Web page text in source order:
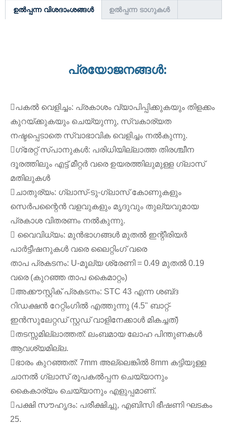
ഉൽപ്പന്ന വിശദാംശങ്ങൾ ഉൽപ്പന്ന ടാഗുകൾ
പ്രയോജനങ്ങൾ:
പകൽ വെളിച്ചം: പ്രകാശം വ്യാപിപ്പിക്കുകയും തിളക്കം
കുറയ്ക്കുകയും ചെയ്യുന്നു, സ്വകാര്യത
നഷ്ടപ്പെടാതെ സ്വാഭാവിക വെളിച്ചം നൽകുന്നു.
ഗ്രേറ്റ് സ്പാനുകൾ: പരിധിയില്ലാത്ത തിരശ്ചീന
ദൂരത്തിലും എട്ട് മീറ്റർ വരെ ഉയരത്തിലുമുള്ള ഗ്ലാസ്
മതിലുകൾ
ചാതുര്യം: ഗ്ലാസ്-ടു-ഗ്ലാസ് കോണുകളും
സെർപന്റൈൻ വളവുകളും മൃദുവും തുല്യവുമായ
പ്രകാശ വിതരണം നൽകുന്നു.
 വൈവിധ്യം: മുൻഭാഗങ്ങൾ മുതൽ ഇന്റീരിയർ
പാർട്ടീഷനുകൾ വരെ ലൈറ്റിംഗ് വരെ
താപ പ്രകടനം: U-മൂല്യ ശ്രേണി = 0.49 മുതൽ 0.19
വരെ (കുറഞ്ഞ താപ കൈമാറ്റം)
അക്കൗസ്റ്റിക് പ്രകടനം: STC 43 എന്ന ശബ്‌ദ
റിഡക്ഷൻ റേറ്റിംഗിൽ എത്തുന്നു (4.5" ബാറ്റ്-
ഇൻസുലേറ്റഡ് സ്റ്റഡ് വാളിനേക്കാൾ മികച്ചത്)
തടസ്സമില്ലാത്തത്: ലംബമായ ലോഹ പിന്തുണകൾ
ആവശ്യമില്ല.
ഭാരം കുറഞ്ഞത്: 7mm അല്ലെങ്കിൽ 8mm കട്ടിയുള്ള
ചാനൽ ഗ്ലാസ് രൂപകൽപ്പന ചെയ്യാനും
കൈകാര്യം ചെയ്യാനും എളുപ്പമാണ്.
പക്ഷി സൗഹൃദം: പരീക്ഷിച്ചു, എബിസി ഭീഷണി ഘടകം
25.